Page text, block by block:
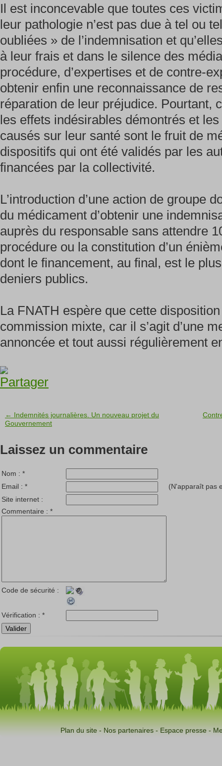
Il est inconcevable que toutes ces
leur pathologie n’est pas due à tel ou
oubliées » de l’indemnisation et
à leur frais et dans le silence des
procédure, d’expertises et de contre-
obtenir enfin une reconnaissance de
réparation de leur préjudice. Pourtant,
les effets indésirables démontrés et
causés sur leur santé sont le fruit de
dispositifs qui ont été validés par les
financées par la collectivité.
L’introduction d’une action de groupe
du médicament d’obtenir une
auprès du responsable sans attendre
procédure ou la constitution d’un
dont le financement, au final, est le
deniers publics.
La FNATH espère que cette
commission mixte, car il s’agit d’une
annoncée et tout aussi régulièrement
← Indemnités journalières. Un nouveau projet du
Gouvernement
Laissez un commentaire
Nom : *
Email : *
(N'apparaît pas
Site internet :
Commentaire : *
Code de sécurité :
Vérification : *
Plan du site - Nos partenaires - Espace presse -